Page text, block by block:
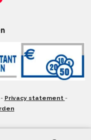
Privacy statement -